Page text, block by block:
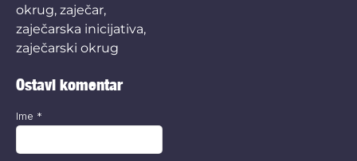
okrug, zaječar,
zaječarska inicijativa,
zaječarski okrug
Ostavi komentar
Ime *